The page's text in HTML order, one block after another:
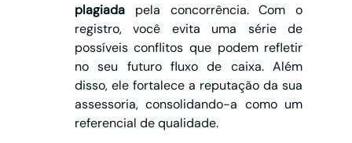
plagiada pela concorrência. Com o
registro, você evita uma série de
possíveis conflitos que podem refletir
no seu futuro fluxo de caixa. Além
disso, ele fortalece a reputação da sua
assessoria, consolidando-a como um
referencial de qualidade.